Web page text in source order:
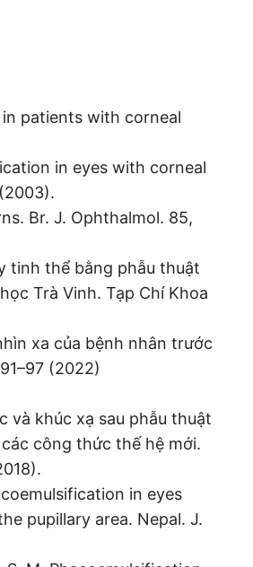
in patients with corneal
in eyes with corneal
Br. J. Ophthalmol. 85,
tinh thể bằng phẫu thuật
Trà Vinh. Tạp Chí Khoa
xa của bệnh nhân trước
(2022)
và khúc xạ sau phẫu thuật
công thức thế hệ mới.
in eyes
pupillary area. Nepal. J.